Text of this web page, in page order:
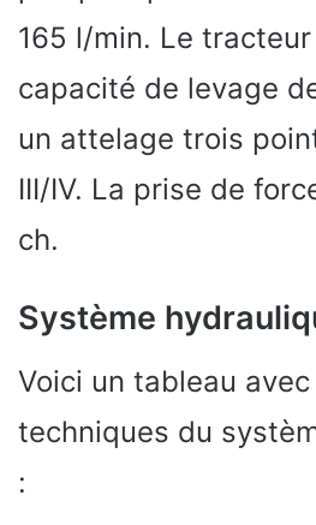
165 l/min. Le
capacité de levage
un attelage trois
III/IV. La prise de
ch.
Système
Voici un tableau
techniques du
: